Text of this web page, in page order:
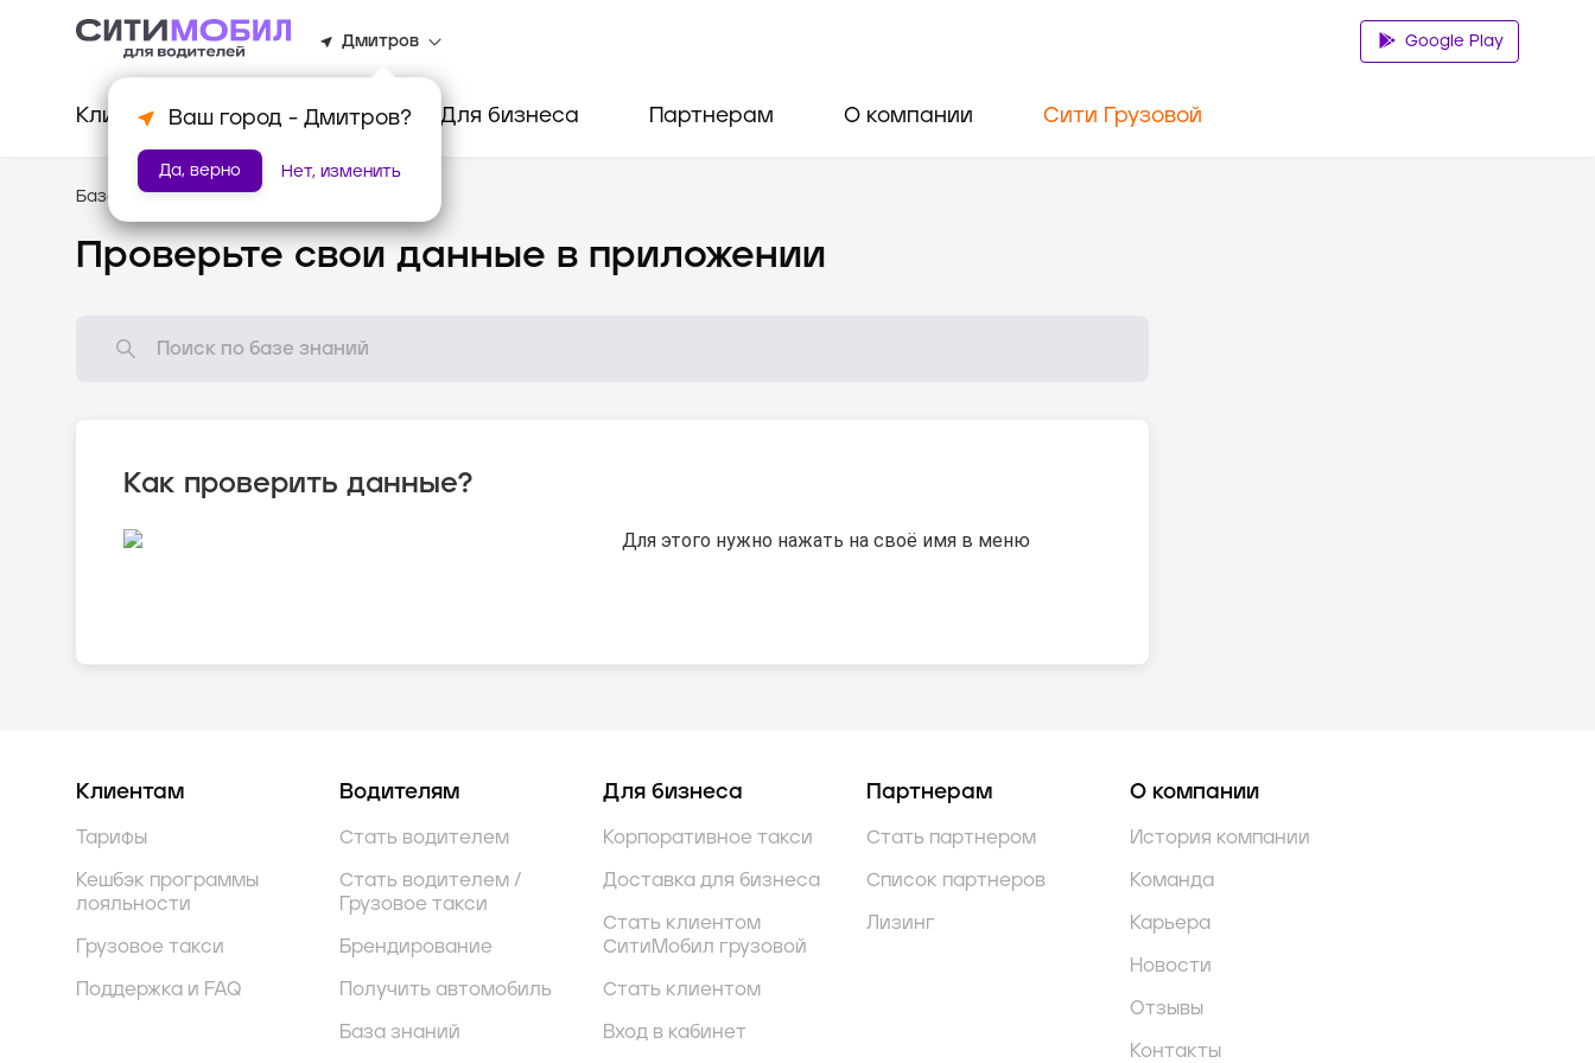
Дмитров
Ваш город - Дмитров?
Да, верно Нет, изменить
Google Play
Клиентам Водителям Для бизнеса Партнерам О компании Сити Грузовой
База знаний /Новому водителю
Проверьте свои данные в приложении
Как проверить данные?
Для этого нужно нажать на своё имя в меню
Для этого нужно нажать на своё имя в меню
Для этого нужно нажать на своё имя в меню
Клиентам
Тарифы
Кешбэк программы
лояльности
Грузовое такси
Поддержка и FAQ
Водителям
Стать водителем
Стать водителем /
Грузовое такси
Брендирование
Получить автомобиль
База знаний
Для бизнеса
Корпоративное такси
Доставка для бизнеса
Стать клиентом
СитиМобил грузовой
Стать клиентом
Вход в кабинет
Партнерам
Стать партнером
Список партнеров
Лизинг
О компании
История компании
Команда
Карьера
Новости
Отзывы
Контакты